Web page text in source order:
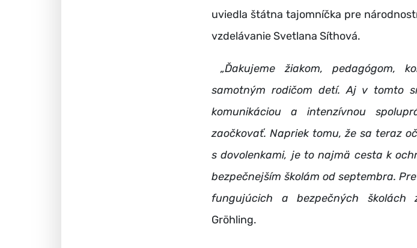
uviedla štátna tajomníčka pre
vzdelávanie Svetlana Síthová.
„Ďakujeme žiakom, pedagógom,
samotným rodičom detí. Aj v tomto
komunikáciou a intenzívnou
zaočkovať. Napriek tomu, že sa teraz
s dovolenkami, je to najmä cesta k
bezpečnejším školám od septembra.
fungujúcich a bezpečných školách
Gröhling.